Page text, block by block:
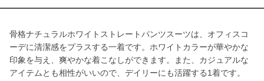
骨格ナチュラルホワイトストレートパンツスーツは、オフィスコ
ーデに清潔感をプラスする一着です。ホワイトカラーが華やかな
印象を与え、爽やかな着こなしができます。また、カジュアルな
アイテムとも相性がいいので、デイリーにも活躍する1着です。